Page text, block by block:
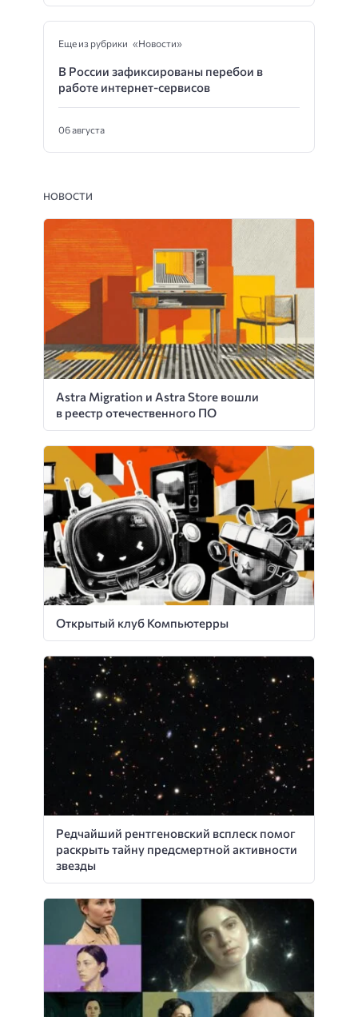
Еще из рубрики «Новости»
В России зафиксированы перебои в
работе интернет-сервисов
06 августа
НОВОСТИ
Astra Migration и Astra Store вошли
в реестр отечественного ПО
Открытый клуб Компьютерры
Редчайший рентгеновский всплеск помог
раскрыть тайну предсмертной активности
звезды